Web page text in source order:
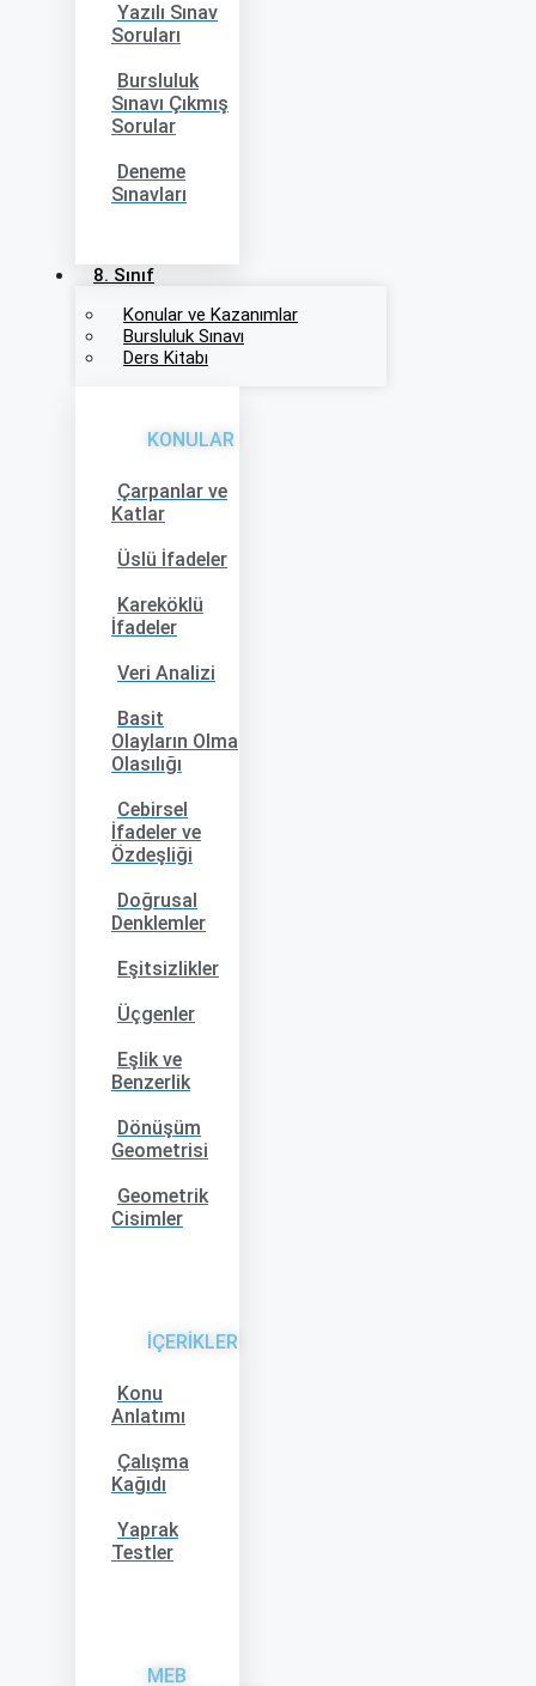
Yazılı Sınav
Soruları
Bursluluk
Sınavı Çıkmış
Sorular
Deneme
Sınavları
8. Sınıf
Konular ve Kazanımlar
Bursluluk Sınavı
Ders Kitabı
KONULAR
Çarpanlar ve
Katlar
Üslü İfadeler
Kareköklü
İfadeler
Veri Analizi
Basit
Olayların Olma
Olasılığı
Cebirsel
İfadeler ve
Özdeşliği
Doğrusal
Denklemler
Eşitsizlikler
Üçgenler
Eşlik ve
Benzerlik
Dönüşüm
Geometrisi
Geometrik
Cisimler
İÇERİKLER
Konu
Anlatımı
Çalışma
Kağıdı
Yaprak
Testler
MEB